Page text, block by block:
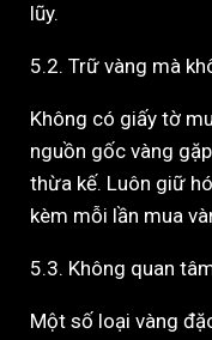
lũy.
5.2. Trữ vàng mà
Không có giấy tờ
nguồn gốc vàng
thừa kế. Luôn giữ
kèm mỗi lần mua
5.3. Không quan
Một số loại vàng